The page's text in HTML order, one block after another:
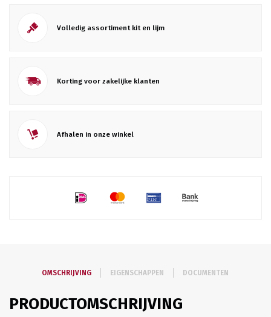
Volledig assortiment kit en lijm
Korting voor zakelijke klanten
Afhalen in onze winkel
OMSCHRIJVING EIGENSCHAPPEN DOCUMENTEN
PRODUCTOMSCHRIJVING